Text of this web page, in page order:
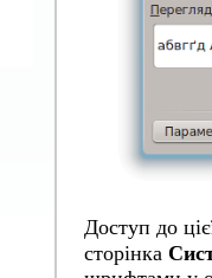
Доступ до
сторінка